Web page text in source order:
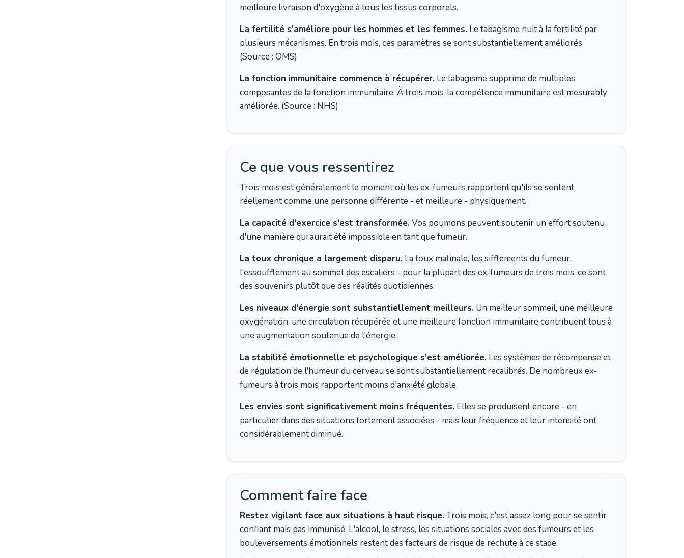
meilleure livraison d'oxygène à tous les tissus corporels.
La fertilité s'améliore pour les hommes et les femmes. Le tabagisme nuit à la fertilité par
plusieurs mécanismes. En trois mois, ces paramètres se sont substantiellement améliorés.
(Source : OMS)
La fonction immunitaire commence à récupérer. Le tabagisme supprime de multiples
composantes de la fonction immunitaire. À trois mois, la compétence immunitaire est mesurably
améliorée. (Source : NHS)
Ce que vous ressentirez
Trois mois est généralement le moment où les ex-fumeurs rapportent qu'ils se sentent
réellement comme une personne différente - et meilleure - physiquement.
La capacité d'exercice s'est transformée.Vos poumons peuvent soutenir un effort soutenu
d'une manière qui aurait été impossible en tant que fumeur.
La toux chronique a largement disparu. La toux matinale, les sifflements du fumeur,
l'essoufflement au sommet des escaliers - pour la plupart des ex-fumeurs de trois mois, ce sont
des souvenirs plutôt que des réalités quotidiennes.
Les niveaux d'énergie sont substantiellement meilleurs. Un meilleur sommeil, une meilleure
oxygénation, une circulation récupérée et une meilleure fonction immunitaire contribuent tous à
une augmentation soutenue de l'énergie.
La stabilité émotionnelle et psychologique s'est améliorée. Les systèmes de récompense et
de régulation de l'humeur du cerveau se sont substantiellement recalibrés. De nombreux ex-
fumeurs à trois mois rapportent moins d'anxiété globale.
Les envies sont significativement moins fréquentes. Elles se produisent encore - en
particulier dans des situations fortement associées - mais leur fréquence et leur intensité ont
considérablement diminué.
Comment faire face
Restez vigilant face aux situations à haut risque.Trois mois, c'est assez long pour se sentir
confiant mais pas immunisé. L'alcool, le stress, les situations sociales avec des fumeurs et les
bouleversements émotionnels restent des facteurs de risque de rechute à ce stade.